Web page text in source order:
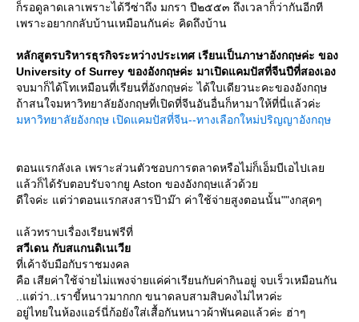
ก็รอดูลาดเลาเพราะได้วีซ่าถึง มกรา ปี๒๕๕๓ ถึงเวลาก็ว่ากันอีกที
เพราะอยากกลับบ้านเหมือนกันค่ะ คิดถึงบ้าน
หลักสูตรบริหารธุรกิจระหว่างประเทศ เรียนเป็นภาษาอังกฤษค่ะ ของ
University of Surrey ของอังกฤษค่ะ มาเปิดแคมปัสที่จีนปีที่สองเอง
จบมาก็ได้โทเหมือนที่เรียนที่อังกฤษค่ะ ได้ใบเดียวนะคะของอังกฤษ
ถ้าสนใจมหาวิทยาลัยอังกฤษที่เปิดที่จีนอันอื่นก็หามาให้ที่นี่แล้วค่ะ
มหาวิทยาลัยอังกฤษ เปิดแคมปัสที่จีน--ทางเลือกใหม่ปริญญาอังกฤษ
ตอนแรกลังเล เพราะส่วนตัวชอบการตลาดหรือไม่ก็เอ็มบีเอไปเล
ล้วก็ได้รับตอบรับจากยู Aston ของอังกฤษแล้วด้ว
ดีใจค่ะ แต่ว่าตอนแรกสงสารป๊าม๊า ค่าใช้จ่ายสูงตอนนั้น""งกสุดๆ
ล้วทราบเรื่องเรียนฟรีที่
สวีเดน กับสแกนดิเนเวี
ที่เค้าจับมือกับราชมงคล
คือ เสียค่าใช้จ่ายไม่แพงจ่ายแค่ค่าเรียนกับค่ากินอยู่ จบเร็วเหมือนกัน
..แต่ว่า..เราขี้หนาวมากกก ขนาดลบสามสิบคงไม่ไหวค่ะ
อยู่ไทยในห้องแอร์นี่ก้อยังใส่เสื้อกันหนาวผ้าพันคอแล้วค่ะ ฮ่าๆ